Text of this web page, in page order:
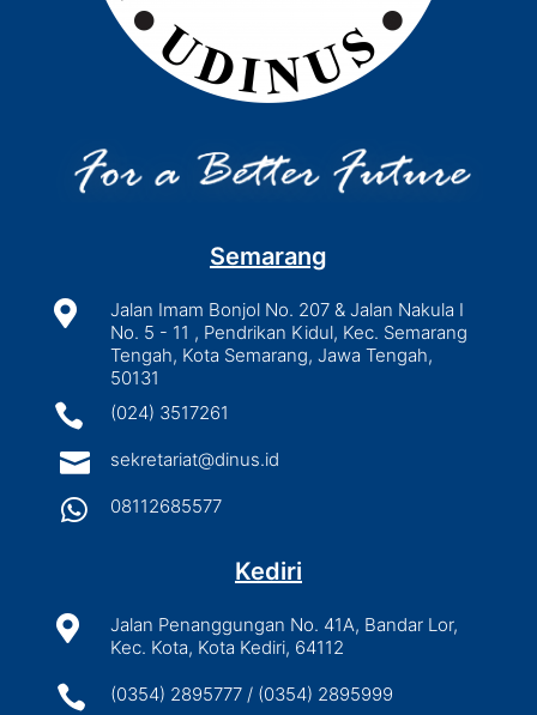
Semarang

Jalan Imam Bonjol No. 207 & Jalan Nakula I
No. 5 - 11 , Pendrikan Kidul, Kec. Semarang
Tengah, Kota Semarang, Jawa Tengah,
50131
 (024) 3517261
 sekretariat@dinus.id
 08112685577
Kediri

Jalan Penanggungan No. 41A, Bandar Lor,
Kec. Kota, Kota Kediri, 64112
 (0354) 2895777 / (0354) 2895999